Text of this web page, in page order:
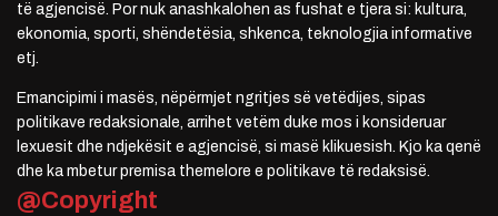
të agjencisë. Por nuk anashkalohen as fushat e tjera si: kultura,
ekonomia, sporti, shëndetësia, shkenca, teknologjia informative
etj.
Emancipimi i masës, nëpërmjet ngritjes së vetëdijes, sipas
politikave redaksionale, arrihet vetëm duke mos i konsideruar
lexuesit dhe ndjekësit e agjencisë, si masë klikuesish. Kjo ka qenë
dhe ka mbetur premisa themelore e politikave të redaksisë.
@Copyright